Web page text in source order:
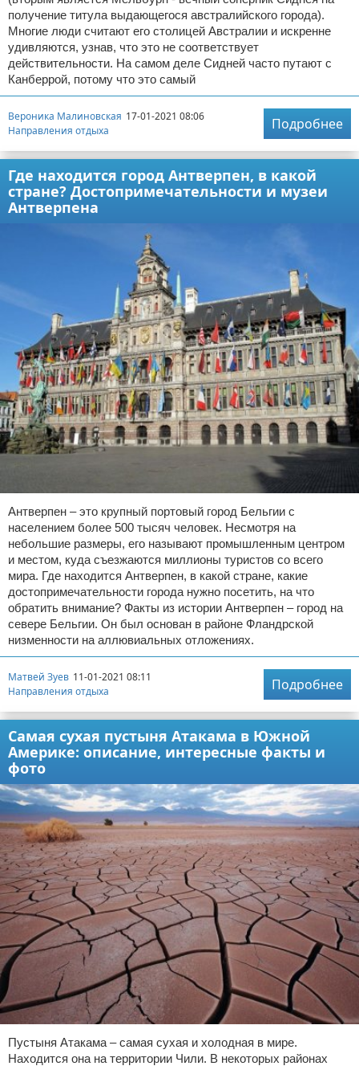
получение титула выдающегося австралийского города).
Многие люди считают его столицей Австралии и искренне
удивляются, узнав, что это не соответствует
действительности. На самом деле Сидней часто путают с
Канберрой, потому что это самый
Вероника Малиновская 17-01-2021 08:06
Направления отдыха
Подробнее
Где находится город Антверпен, в какой
стране? Достопримечательности и музеи
Антверпена
Антверпен – это крупный портовый город Бельгии с
населением более 500 тысяч человек. Несмотря на
небольшие размеры, его называют промышленным центром
и местом, куда съезжаются миллионы туристов со всего
мира. Где находится Антверпен, в какой стране, какие
достопримечательности города нужно посетить, на что
обратить внимание? Факты из истории Антверпен – город на
севере Бельгии. Он был основан в районе Фландрской
низменности на аллювиальных отложениях.
Матвей Зуев 11-01-2021 08:11
Направления отдыха
Подробнее
Самая сухая пустыня Атакама в Южной
Америке: описание, интересные факты и
фото
Пустыня Атакама – самая сухая и холодная в мире.
Находится она на территории Чили. В некоторых районах